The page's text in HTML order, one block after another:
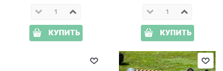
КУПИТЬ КУПИТЬ